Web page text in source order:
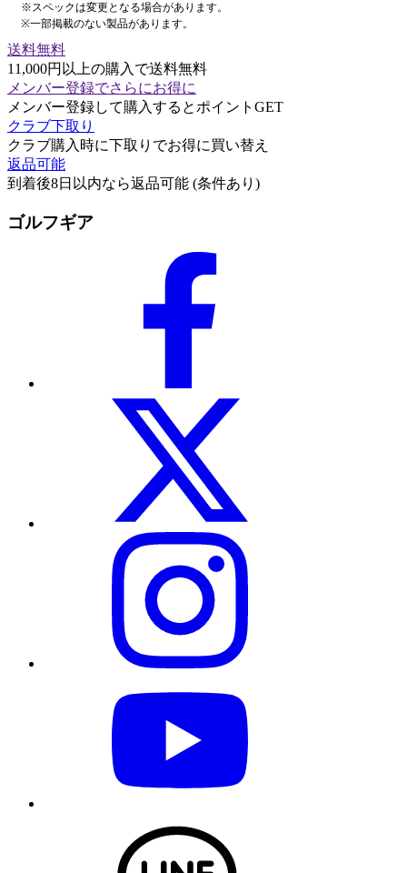
※スペックは変更となる場合があります。
※一部掲載のない製品があります。
送料無料
11,000円以上の購入で送料無料
メンバー登録でさらにお得に
メンバー登録して購入するとポイントGET
クラブ下取り
クラブ購入時に下取りでお得に買い替え
返品可能
到着後8日以内なら返品可能 (条件あり)
ゴルフギア